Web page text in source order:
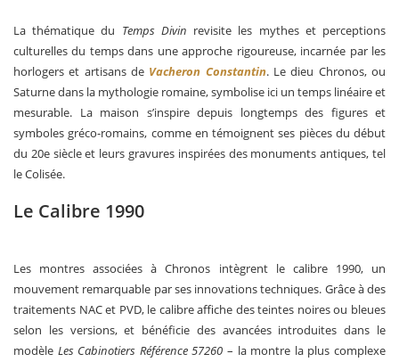
La thématique du Temps Divin revisite les mythes et perceptions
culturelles du temps dans une approche rigoureuse, incarnée par les
horlogers et artisans de Vacheron Constantin. Le dieu Chronos, ou
Saturne dans la mythologie romaine, symbolise ici un temps linéaire et
mesurable. La maison s’inspire depuis longtemps des figures et
symboles gréco-romains, comme en témoignent ses pièces du début
du 20e siècle et leurs gravures inspirées des monuments antiques, tel
le Colisée.
Le Calibre 1990
Les montres associées à Chronos intègrent le calibre 1990, un
mouvement remarquable par ses innovations techniques. Grâce à des
traitements NAC et PVD, le calibre affiche des teintes noires ou bleues
selon les versions, et bénéficie des avancées introduites dans le
modèle Les Cabinotiers Référence 57260 – la montre la plus complexe